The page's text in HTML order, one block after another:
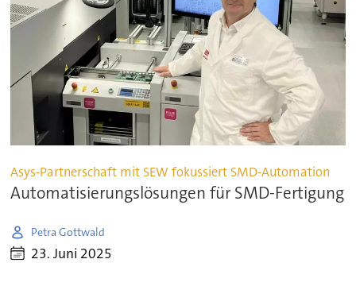
Asys-Partnerschaft mit SEW fokussiert SMD-Automation
Automatisierungslösungen für SMD-Fertigung
Petra Gottwald
23. Juni 2025